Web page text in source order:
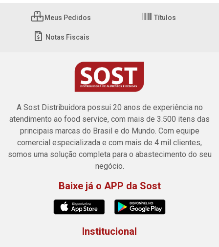
Meus Pedidos Títulos
Notas Fiscais
A Sost Distribuidora possui 20 anos de experiência no
atendimento ao food service, com mais de 3.500 itens das
principais marcas do Brasil e do Mundo. Com equipe
comercial especializada e com mais de 4 mil clientes,
somos uma solução completa para o abastecimento do seu
negócio.
Baixe já o APP da Sost
Institucional